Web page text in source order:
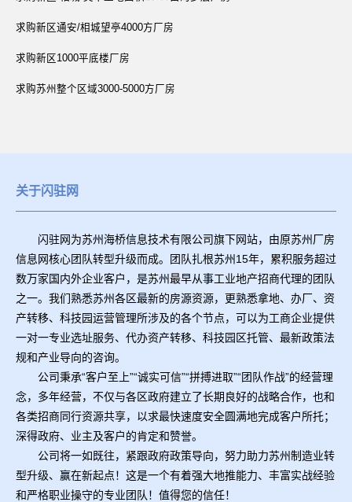
求购新区通安/相城望亭4000方厂房
求购新区1000平底楼厂房
求购苏州整个区域3000-5000方厂房
关于闪驻网
闪驻网为苏州海桥信息技术有限公司旗下网站，由原苏州厂房
信息网核心团队转型升级而成。团队扎根苏州15年，累积服务超过
数万家国内外企业客户，是苏州最早从事工业地产招商代理的团队
之一。我们熟悉苏州各区最新的房源资源，更熟悉拿地、办厂、资
产转移、科技园运营管理所涉及的各个节点，可以为工商企业提供
一对一专业选址服务、代办资产转移、科技园区托管、最新政策法
规和产业导向的咨询。
公司秉承“客户至上”“诚实可信”“拼搏进取”“团队作战”的经营理
念，多年经营，不仅与各区政府建立了长期良好的战略合作，也和
各类招商同行资源共享，以求最快速度安全圆满地完成客户所托；
深得政府、业主及客户的肯定和赞誉。
公司将一如既往，紧跟政府政策导向，努力助力苏州制造业转
型升级、赢在新起点！这是一个有着强大地推能力、丰富实战经验
和严格职业操守的专业团队！值得您的信任！